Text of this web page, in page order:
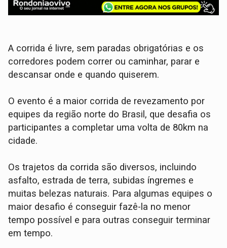
A corrida é livre, sem paradas obrigatórias e os
corredores podem correr ou caminhar, parar e
descansar onde e quando quiserem.
O evento é a maior corrida de revezamento por
equipes da região norte do Brasil, que desafia os
participantes a completar uma volta de 80km na
cidade.
Os trajetos da corrida são diversos, incluindo
asfalto, estrada de terra, subidas íngremes e
muitas belezas naturais. Para algumas equipes o
maior desafio é conseguir fazê-la no menor
tempo possível e para outras conseguir terminar
em tempo.